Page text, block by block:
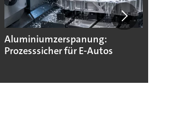
Aluminiumzerspanung:
Prozesssicher für E-Autos